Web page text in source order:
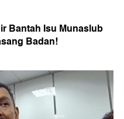
Bantah Isu Munaslub
Badan!